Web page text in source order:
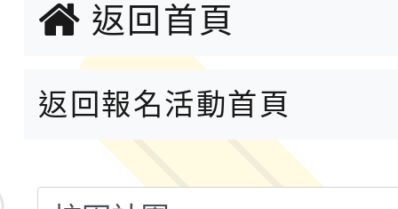
融平台-教案暨教學示
115學年度「學習扶助
計畫子計畫十一-2：國
小時認證研習計畫」
115年度「教育部表揚
義教育推展貢獻獎」實
轉知桃園市政府交通局
共運輸服務，鼓勵民眾
115年第二屆全國原住
返回首頁
返回報名活動首頁